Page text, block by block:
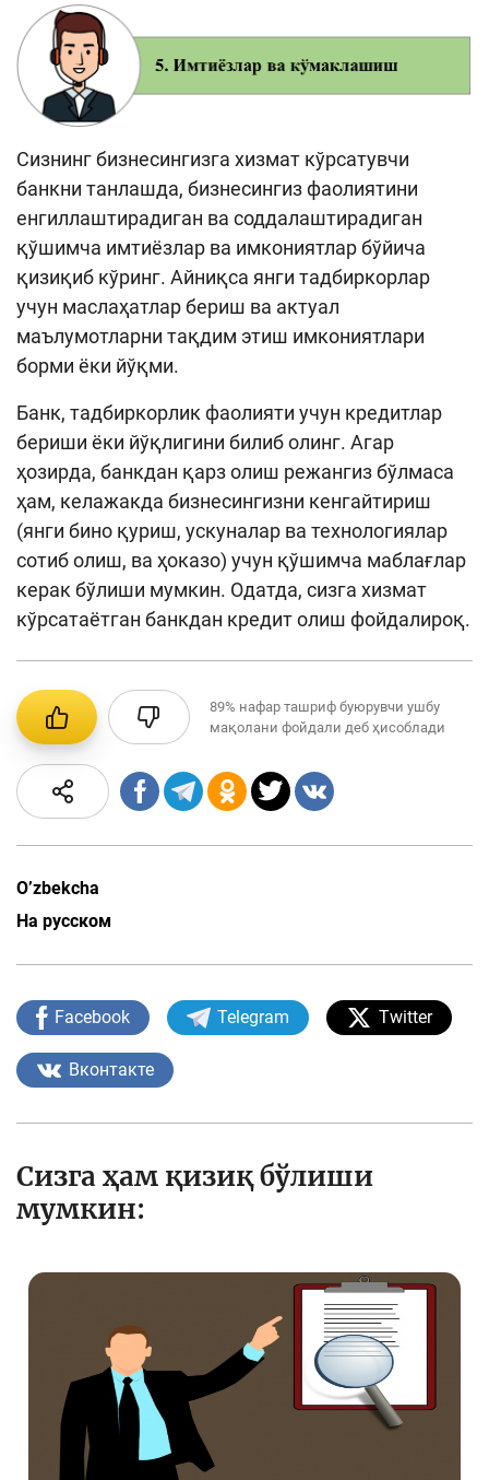
Сизнинг бизнесингизга хизмат кўрсатувчи
банкни танлашда, бизнесингиз фаолиятини
енгиллаштирадиган ва соддалаштирадиган
қўшимча имтиёзлар ва имкониятлар бўйича
қизиқиб кўринг. Айниқса янги тадбиркорлар
учун маслаҳатлар бериш ва актуал
маълумотларни тақдим этиш имкониятлари
борми ёки йўқми.
Банк, тадбиркорлик фаолияти учун кредитлар
бериши ёки йўқлигини билиб олинг. Агар
ҳозирда, банкдан қарз олиш режангиз бўлмаса
ҳам, келажакда бизнесингизни кенгайтириш
(янги бино қуриш, ускуналар ва технологиялар
сотиб олиш, ва ҳоказо) учун қўшимча маблағлар
керак бўлиши мумкин. Одатда, сизга хизмат
кўрсатаётган банкдан кредит олиш фойдалироқ.
89% нафар ташриф буюрувчи ушбу
мақолани фойдали деб ҳисоблади
O’zbekcha
На русском
Facebook Telegram Twitter
Вконтакте
Сизга ҳам қизиқ бўлиши
мумкин: